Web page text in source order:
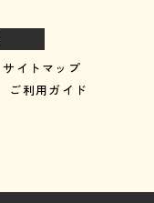
サイトマップ
ご利用ガイド